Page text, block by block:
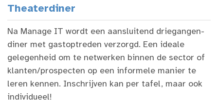
Theaterdiner
Na Manage IT wordt een aansluitend driegangen-
diner met gastoptreden verzorgd. Een ideale
gelegenheid om te netwerken binnen de sector of
klanten/prospecten op een informele manier te
leren kennen. Inschrijven kan per tafel, maar ook
individueel!